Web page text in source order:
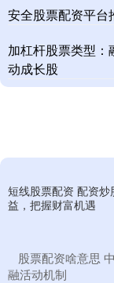
安全股票配资平台
加杠杆股票类型
动成长股
短线股票配资 配资
益，把握财富机遇
股票配资啥意思
融活动机制